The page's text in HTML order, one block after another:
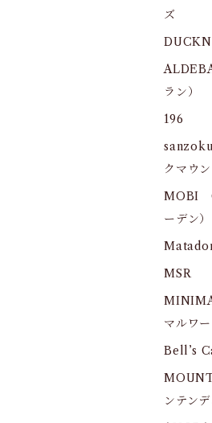
ズ
ラン）
196
クマウン
MOBI
ーデン）
MSR
マルワー
Bell’s
ンテン